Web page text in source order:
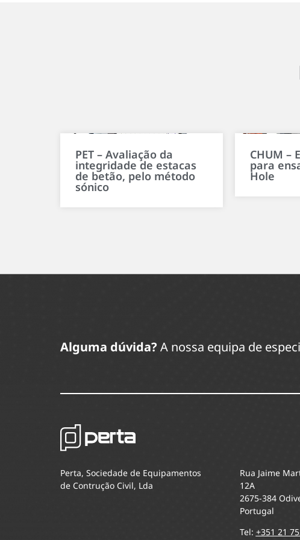
PET – Avaliação da
integridade de estacas
de betão, pelo método
sónico
CHUM –
para
Hole
Alguma dúvida? A nossa equipa de
Perta, Sociedade de Equipamentos
de Contrução Civil, Lda
Rua Jaime
12A
2675-384
Portugal
Tel: +351 21